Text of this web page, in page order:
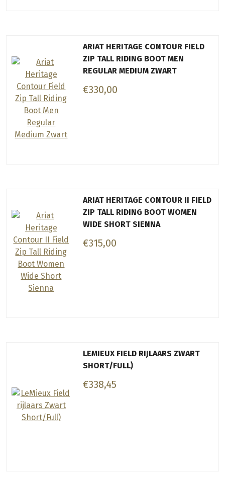
ARIAT HERITAGE CONTOUR FIELD
ZIP TALL RIDING BOOT MEN
REGULAR MEDIUM ZWART
€330,00
ARIAT HERITAGE CONTOUR II FIELD
ZIP TALL RIDING BOOT WOMEN
WIDE SHORT SIENNA
€315,00
LEMIEUX FIELD RIJLAARS ZWART
SHORT/FULL)
€338,45